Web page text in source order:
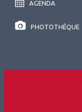
AGENDA
PHOTOTHÈQUE